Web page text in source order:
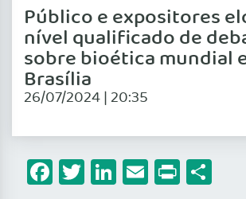
Público e expositores
nível qualificado de
sobre bioética mundial
Brasília
26/07/2024 | 20:35
Facebook
Twitter
LinkedIn
Email
Print